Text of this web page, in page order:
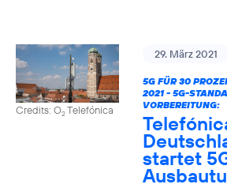
Credits: O2Telefónica
29. März 2021
5G FÜR 30
2021 - 5G-
VORBEREITUNG:
startet